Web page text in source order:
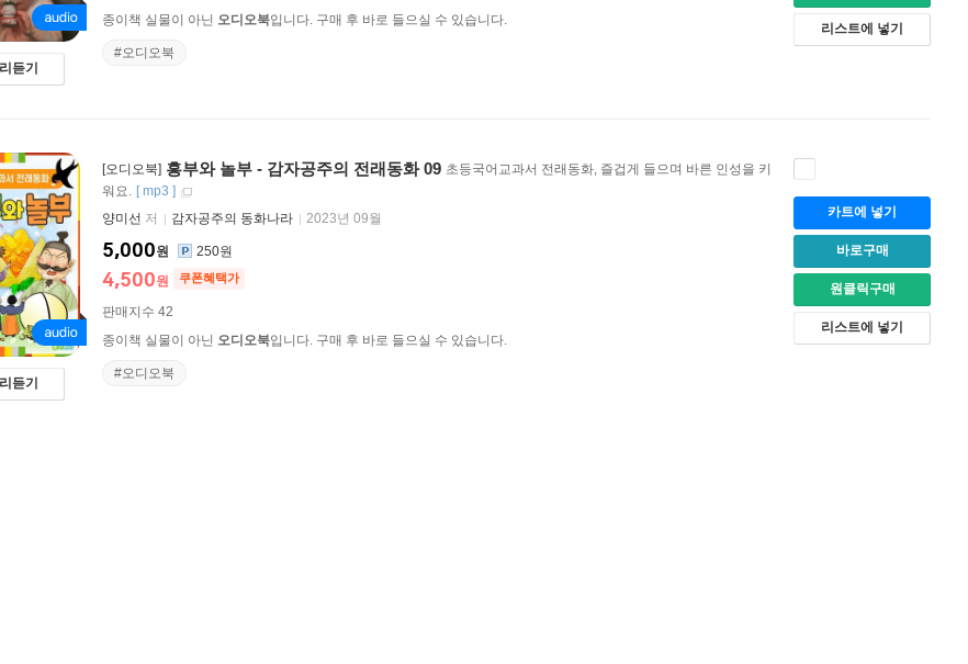
듣기
종이책 실물이 아닌 오디오북입니다. 구매 후 바로 들으실 수 있습니다.
#오디오북
리스트에 넣기
듣기
[오디오북] 흥부와 놀부 - 감자공주의 전래동화 09 초등국어교과서 전래동화, 즐겁게 들으며 바른 인성을 키
워요. [mp3 ]
양미선 저 감자공주의 동화나라 2023년 09월
5,000원
4,500원 쿠폰혜택가
250원
판매지수 42
종이책 실물이 아닌 오디오북입니다. 구매 후 바로 들으실 수 있습니다.
#오디오북
카트에 넣기
바로구매
원클릭구매
리스트에 넣기